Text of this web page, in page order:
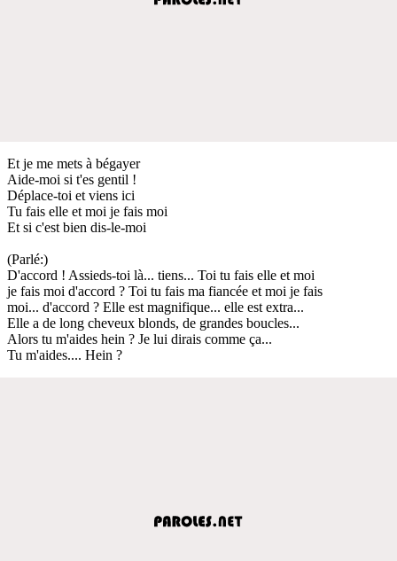
Et je me mets à bégayer
Aide-moi si t'es gentil !
Déplace-toi et viens ici
Tu fais elle et moi je fais moi
Et si c'est bien dis-le-moi
(Parlé:)
D'accord ! Assieds-toi là... tiens... Toi tu fais elle et moi
je fais moi d'accord ? Toi tu fais ma fiancée et moi je fais
moi... d'accord ? Elle est magnifique... elle est extra...
Elle a de long cheveux blonds, de grandes boucles...
Alors tu m'aides hein ? Je lui dirais comme ça...
Tu m'aides.... Hein ?